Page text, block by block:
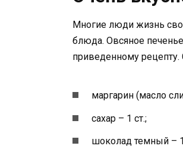
Многие люди жизнь
блюда. Овсяное
приведенному рецепту.
маргарин (масло
сахар – 1 ст.;
шоколад темный –